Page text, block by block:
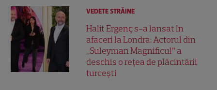
VEDETE STRĂINE
Halit Ergenç s-a lansat în
afaceri la Londra: Actorul din
„Suleyman Magnificul” a
deschis o rețea de plăcintării
turcești